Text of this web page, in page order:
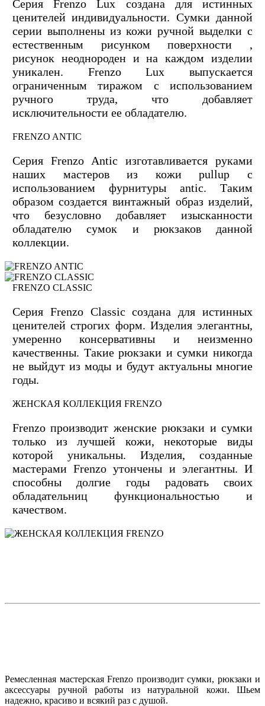
Серия Frenzo Lux создана для истинных
ценителей индивидуальности. Сумки данной
серии выполнены из кожи ручной выделки с
естественным рисунком поверхности ,
рисунок неоднороден и на каждом изделии
уникален. Frenzo Lux выпускается
ограниченным тиражом с использованием
ручного труда, что добавляет
исключительности ее обладателю.
FRENZO ANTIC
Серия Frenzo Antic изготавливается руками
наших мастеров из кожи pullup с
использованием фурнитуры antic. Таким
образом создается винтажный образ изделий,
что безусловно добавляет изысканности
обладателю сумок и рюкзаков данной
коллекции.
FRENZO CLASSIC
Серия Frenzo Сlassic создана для истинных
ценителей строгих форм. Изделия элегантны,
умеренно консервативны и неизменно
качественны. Такие рюкзаки и сумки никогда
не выйдут из моды и будут актуальны многие
годы.
ЖЕНСКАЯ КОЛЛЕКЦИЯ FRENZO
Frenzo производит женские рюкзаки и сумки
только из лучшей кожи, некоторые виды
которой уникальны. Изделия, созданные
мастерами Frenzo утончены и элегантны. И
способны долгие годы радовать своих
обладательниц функциональностью и
качеством.
Ремесленная мастерская Frenzo производит сумки, рюкзаки и
аксессуары ручной работы из натуральной кожи. Шьем
надежно, красиво и всякий раз с душой.